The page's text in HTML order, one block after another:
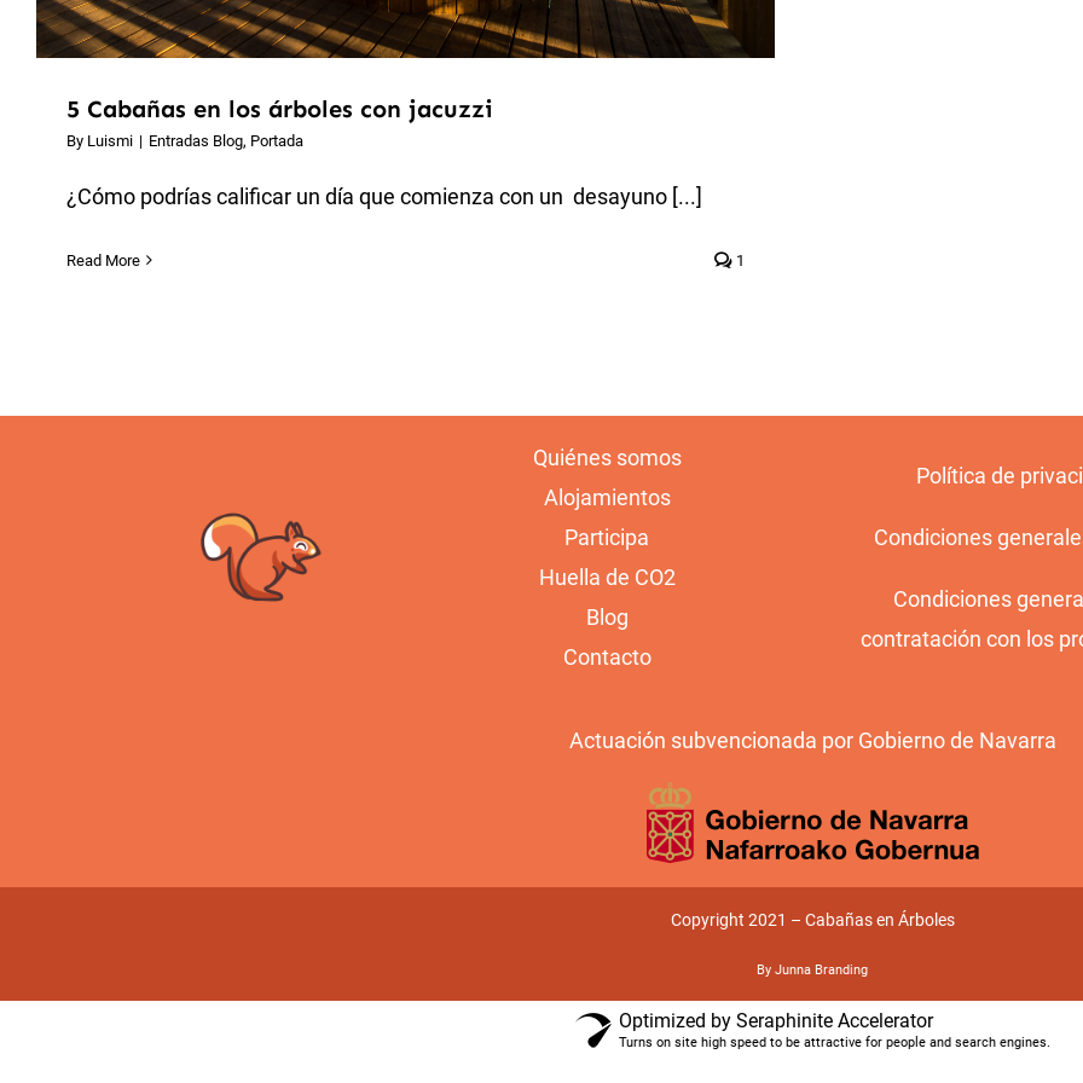
5 Cabañas en los árboles con jacuzzi
By Luismi | Entradas Blog, Portada
¿Cómo podrías calificar un día que comienza con un desayuno [...]
Read More 1
Quiénes somos
Alojamientos
Participa
Huella de CO2
Blog
Contacto
Política de
Condiciones
Condiciones
contratación con los
Actuación subvencionada por Gobierno de Navarra
Copyright 2021 – Cabañas en Árboles
By Junna Branding
Optimized by Seraphinite Accelerator
Turns on site high speed to be attractive for people and search engines.